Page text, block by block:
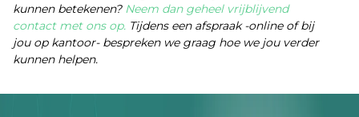
kunnen betekenen? Neem dan geheel vrijblijvend
contact met ons op. Tijdens een afspraak -online of bij
jou op kantoor- bespreken we graag hoe we jou verder
kunnen helpen.